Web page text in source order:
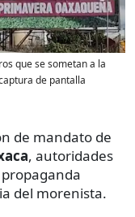
que se sometan a la
de pantalla
de mandato de
, autoridades
del morenista.